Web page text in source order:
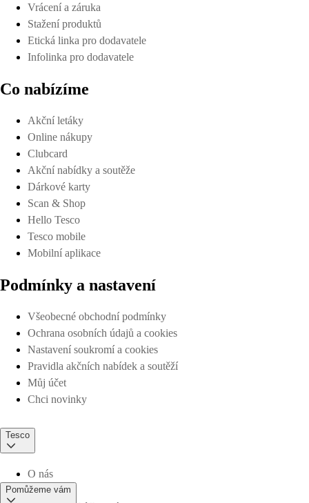
Vrácení a záruka
Stažení produktů
Etická linka pro dodavatele
Infolinka pro dodavatele
Co nabízíme
Akční letáky
Online nákupy
Clubcard
Akční nabídky a soutěže
Dárkové karty
Scan & Shop
Hello Tesco
Tesco mobile
Mobilní aplikace
Podmínky a nastavení
Všeobecné obchodní podmínky
Ochrana osobních údajů a cookies
Nastavení soukromí a cookies
Pravidla akčních nabídek a soutěží
Můj účet
Chci novinky
Tesco
O nás
Pomůžeme vám